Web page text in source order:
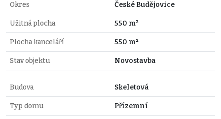
Okres České Budějovice
Užitná plocha 550 m²
Plocha kanceláří 550 m²
Stav objektu Novostavba
Budova Skeletová
Typ domu Přízemní